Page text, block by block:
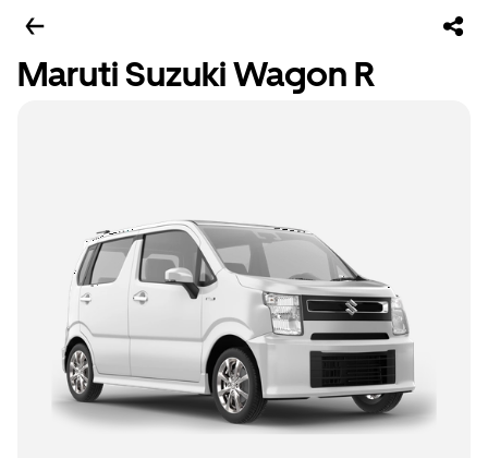
Maruti Suzuki Wagon R